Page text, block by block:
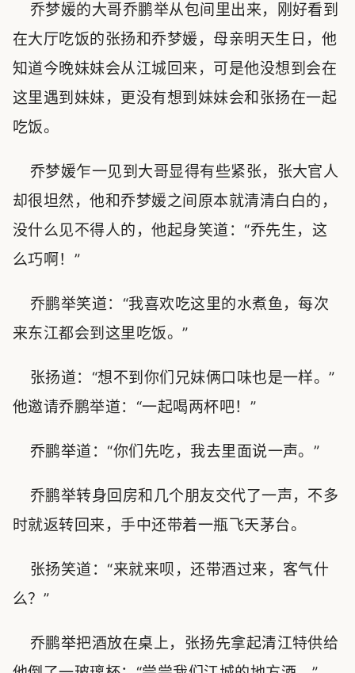
乔梦媛的大哥乔鹏举从包间里出来，刚好看到
在大厅吃饭的张扬和乔梦媛，母亲明天生日，他
知道今晚妹妹会从江城回来，可是他没想到会在
这里遇到妹妹，更没有想到妹妹会和张扬在一起
吃饭。
乔梦媛乍一见到大哥显得有些紧张，张大官人
却很坦然，他和乔梦媛之间原本就清清白白的，
没什么见不得人的，他起身笑道：“乔先生，这
么巧啊！”
乔鹏举笑道：“我喜欢吃这里的水煮鱼，每次
来东江都会到这里吃饭。”
张扬道：“想不到你们兄妹俩口味也是一样。”
他邀请乔鹏举道：“一起喝两杯吧！”
乔鹏举道：“你们先吃，我去里面说一声。”
乔鹏举转身回房和几个朋友交代了一声，不多
时就返转回来，手中还带着一瓶飞天茅台。
张扬笑道：“来就来呗，还带酒过来，客气什
么？”
乔鹏举把酒放在桌上，张扬先拿起清江特供给